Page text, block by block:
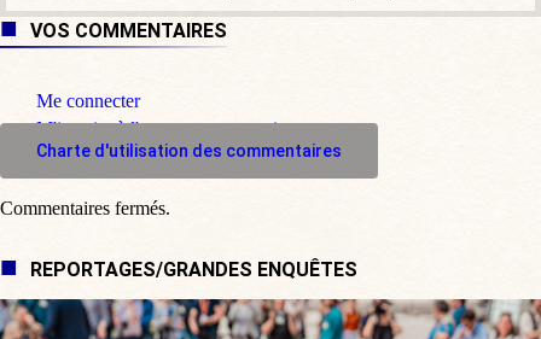
VOS COMMENTAIRES
Me connecter
M'inscrire à l'espace commentaire
Charte d'utilisation des commentaires
Commentaires fermés.
REPORTAGES/GRANDES ENQUÊTES